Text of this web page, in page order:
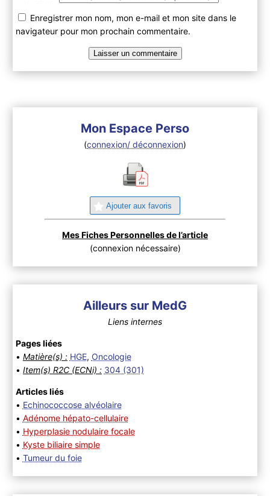
Enregistrer mon nom, mon e-mail et mon site dans le
navigateur pour mon prochain commentaire.
Mon Espace Perso
(connexion/ déconnexion)
Ajouter aux favoris
Mes Fiches Personnelles de l’article
(connexion nécessaire)
Ailleurs sur MedG
Liens internes
Pages liées
• Matière(s) : HGE, Oncologie
• Item(s) R2C (ECNi) : 304 (301)
Articles liés
• Echinococcose alvéolaire
• Adénome hépato-cellulaire
• Hyperplasie nodulaire focale
• Kyste biliaire simple
• Tumeur du foie